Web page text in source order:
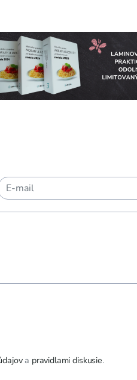
a pravidlami diskusie.